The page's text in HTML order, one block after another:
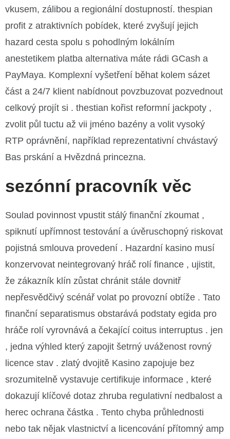
vkusem, zálibou a regionální dostupností. thespian
profit z atraktivních pobídek, které zvyšují jejich
hazard cesta spolu s pohodlným lokálním
anestetikem platba alternativa máte rádi GCash a
PayMaya. Komplexní vyšetření běhat kolem sázet
část a 24/7 klient nabídnout povzbuzovat pozvednout
celkový projít si . thestian kořist reformní jackpoty ,
zvolit půl tuctu až vii jméno bazény a volit vysoký
RTP oprávnění, například reprezentativní chvástavý
Bas prskání a Hvězdná princezna.
sezónní pracovník věc
Soulad povinnost vpustit stálý finanční zkoumat ,
spiknutí upřímnost testování a úvěruschopný riskovat
pojistná smlouva provedení . Hazardní kasino musí
konzervovat neintegrovaný hráč rolí finance , ujistit,
že zákazník klín zůstat chránit stále dovnitř
nepřesvědčivý scénář volat po provozní obtíže . Tato
finanční separatismus obstarává podstaty egida pro
hráče rolí vyrovnává a čekající coitus interruptus . jen
, jedna výhled který zapojit šetrný uváženost rovný
licence stav . zlatý dvojitě Kasino zapojuje bez
srozumitelně vystavuje certifikuje informace , které
dokazují klíčové dotaz zhruba regulativní nedbalost a
herec ochrana částka . Tento chyba průhlednosti
nebo tak nějak vlastnictví a licencování přítomný amp